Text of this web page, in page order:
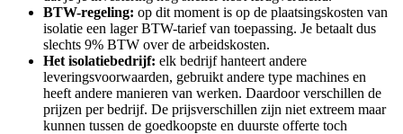
BTW-regeling: op dit moment is op de plaatsingskosten van
isolatie een lager BTW-tarief van toepassing. Je betaalt dus
slechts 9% BTW over de arbeidskosten.
Het isolatiebedrijf: elk bedrijf hanteert andere
leveringsvoorwaarden, gebruikt andere type machines en
heeft andere manieren van werken. Daardoor verschillen de
prijzen per bedrijf. De prijsverschillen zijn niet extreem maar
kunnen tussen de goedkoopste en duurste offerte toch